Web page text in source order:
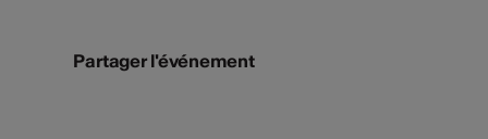
Partager l'événement